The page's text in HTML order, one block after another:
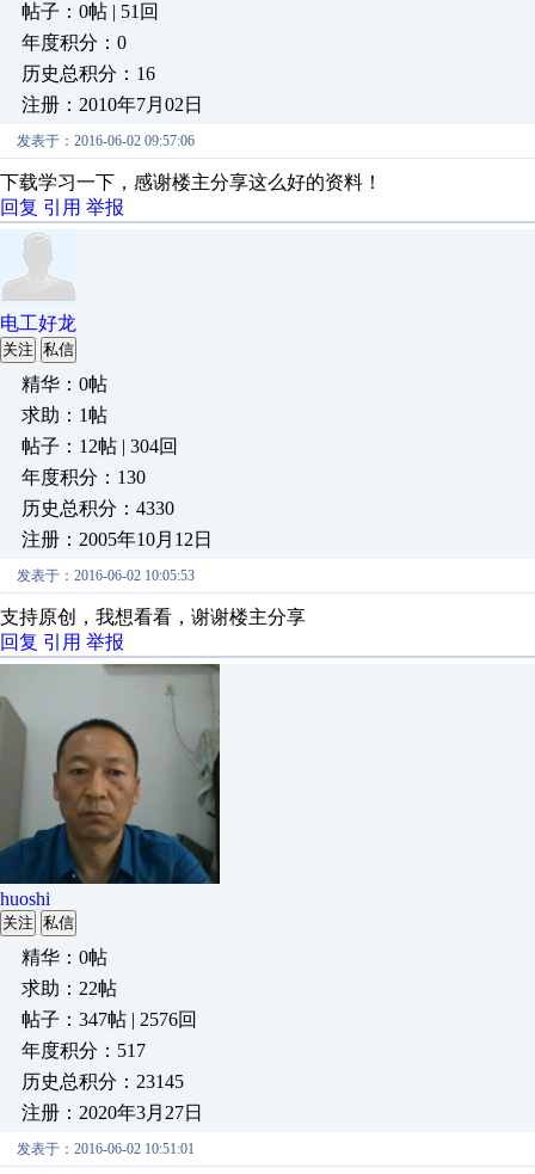
帖子：0帖 | 51回
年度积分：0
历史总积分：16
注册：2010年7月02日
发表于：2016-06-02 09:57:06
下载学习一下，感谢楼主分享这么好的资料！
回复 引用 举报
电工好龙
关注 私信
精华：0帖
求助：1帖
帖子：12帖 | 304回
年度积分：130
历史总积分：4330
注册：2005年10月12日
发表于：2016-06-02 10:05:53
支持原创，我想看看，谢谢楼主分享
回复 引用 举报
huoshi
关注 私信
精华：0帖
求助：22帖
帖子：347帖 | 2576回
年度积分：517
历史总积分：23145
注册：2020年3月27日
发表于：2016-06-02 10:51:01